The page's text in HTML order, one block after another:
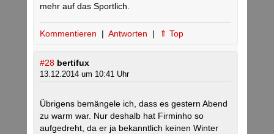
mehr auf das Sportlich.
Kommentieren | Antworten | ⇑ Top
#28 bertifux
13.12.2014 um 10:41 Uhr
Übrigens bemängele ich, dass es gestern Abend
zu warm war. Nur deshalb hat Firminho so
aufgedreht, da er ja bekanntlich keinen Winter